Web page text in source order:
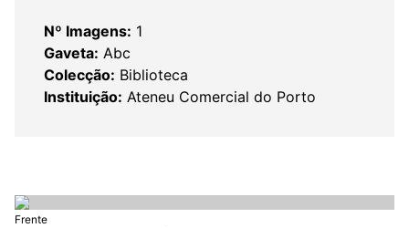
Nº Imagens: 1
Gaveta: Abc
Colecção: Biblioteca
Instituição: Ateneu Comercial do Porto
Frente